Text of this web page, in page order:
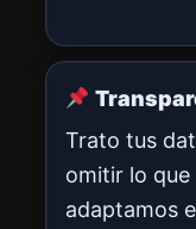
Trato tus
omitir lo
adaptamos